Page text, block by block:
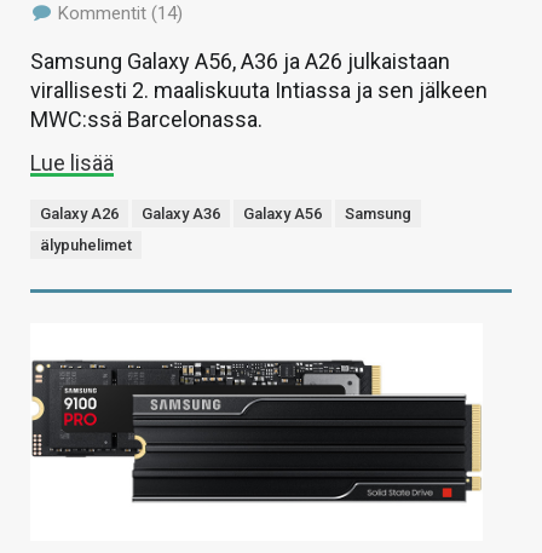
Kommentit (14)
Samsung Galaxy A56, A36 ja A26 julkaistaan
virallisesti 2. maaliskuuta Intiassa ja sen jälkeen
MWC:ssä Barcelonassa.
Lue lisää
Galaxy A26 Galaxy A36 Galaxy A56
Samsung
älypuhelimet